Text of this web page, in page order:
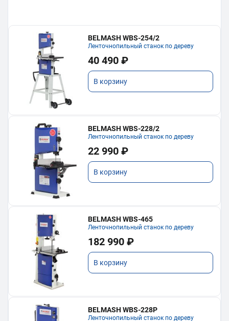
BELMASH WBS-254/2
Ленточнопильный станок по дереву
40 490 ₽
В корзину
BELMASH WBS-228/2
Ленточнопильный станок по дереву
22 990 ₽
В корзину
BELMASH WBS-465
Ленточнопильный станок по дереву
182 990 ₽
В корзину
BELMASH WBS-228P
Ленточнопильный станок по дереву